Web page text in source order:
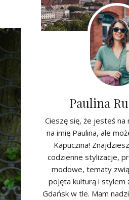
Paulina
Cieszę się, że jesteś na
na imię Paulina, ale
Kapuczina!
codzienne stylizacje,
modowe, tematy
pojęta kulturą i stylem
Gdańsk w tle. Mam